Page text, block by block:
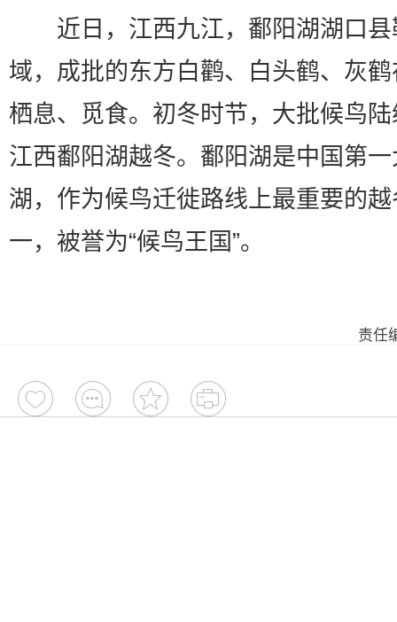
近日，江西九江，鄱阳湖湖口县
域，成批的东方白鹳、白头鹤、灰
栖息、觅食。初冬时节，大批候鸟
江西鄱阳湖越冬。鄱阳湖是中国第
湖，作为候鸟迁徙路线上最重要的
一，被誉为“候鸟王国”。
责任